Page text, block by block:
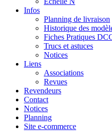
Infos
Planning de livraison
Historique des
Fiches Pratiques
Trucs et astuces
Notices
Liens
Associations
Revues
Revendeurs
Contact
Notices
Planning
Site e-commerce